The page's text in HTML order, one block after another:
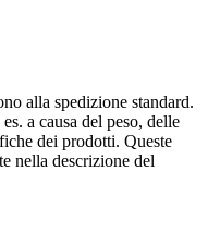
alla spedizione standard.
a causa del peso, delle
dei prodotti. Queste
nella descrizione del